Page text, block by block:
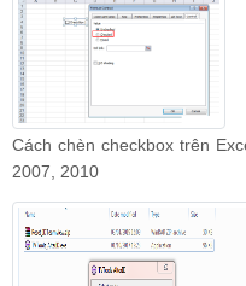
Cách chèn checkbox trên
2007, 2010